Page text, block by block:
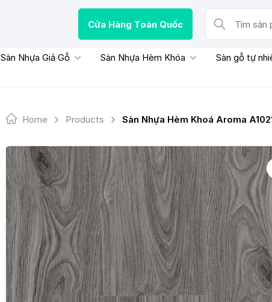
Cửa Hàng Toàn Quốc
Tìm sản phẩm,
Sàn Nhựa Giả Gỗ Sàn Nhựa Hèm Khóa Sàn gỗ tự
Home Products Sàn Nhựa Hèm Khoá Aroma